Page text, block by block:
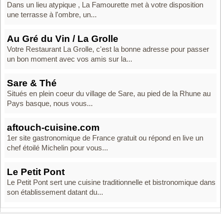
Dans un lieu atypique , La Famourette met à votre disposition
une terrasse à l'ombre, un...
Au Gré du Vin / La Grolle
Votre Restaurant La Grolle, c'est la bonne adresse pour passer
un bon moment avec vos amis sur la...
Sare & Thé
Situés en plein coeur du village de Sare, au pied de la Rhune au
Pays basque, nous vous...
aftouch-cuisine.com
1er site gastronomique de France gratuit ou répond en live un
chef étoilé Michelin pour vous...
Le Petit Pont
Le Petit Pont sert une cuisine traditionnelle et bistronomique dans
son établissement datant du...